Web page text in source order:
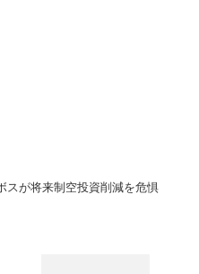
スが将来制空投資削減を危惧